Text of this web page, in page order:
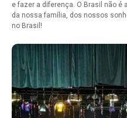
e fazer a diferença. O Brasil não é
da nossa família, dos nossos
no Brasil!